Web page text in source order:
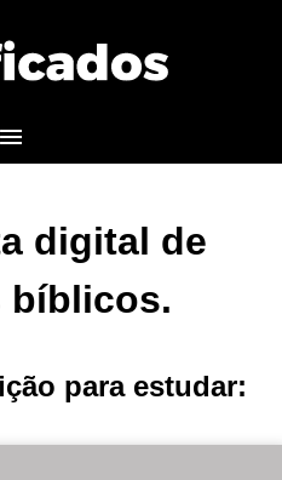
menu
digital de
bíblicos.
para estudar: